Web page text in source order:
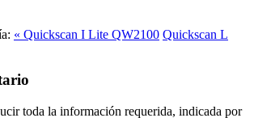
« Quickscan I Lite QW2100 Quickscan L
toda la información requerida, indicada por